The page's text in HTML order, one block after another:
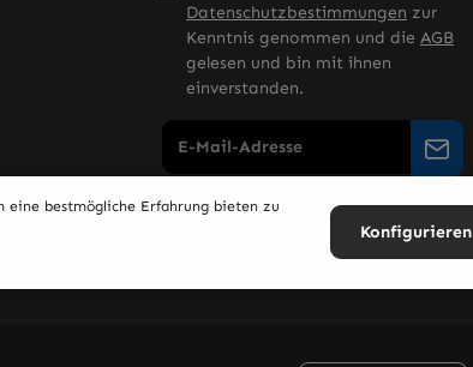
Datenschutzbestimmungen zur
Kenntnis genommen und die AGB
gelesen und bin mit ihnen
einverstanden.
Die mit einem Stern (*) markierten
eine bestmögliche Erfahrung bieten zu
Konfigurieren